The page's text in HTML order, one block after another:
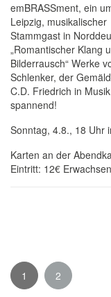
emBRASSment, ein
Leipzig, musikalischer
Stammgast in
„Romantischer Klang
Bilderrausch“ Werke
Schlenker, der
C.D. Friedrich in
spannend!
Sonntag, 4.8., 18 Uhr
Karten an der
Eintritt: 12€
1 2